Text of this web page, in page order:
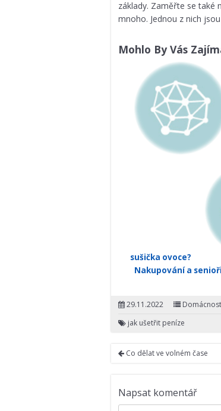
základy. Zaměřte se také
mnoho. Jednou z nich
Mohlo By Vás
sušička ovoce?
Nakupování a
29.11.2022
Domácnost
jak ušetřit peníze
Co dělat ve volném čase
Napsat komentář